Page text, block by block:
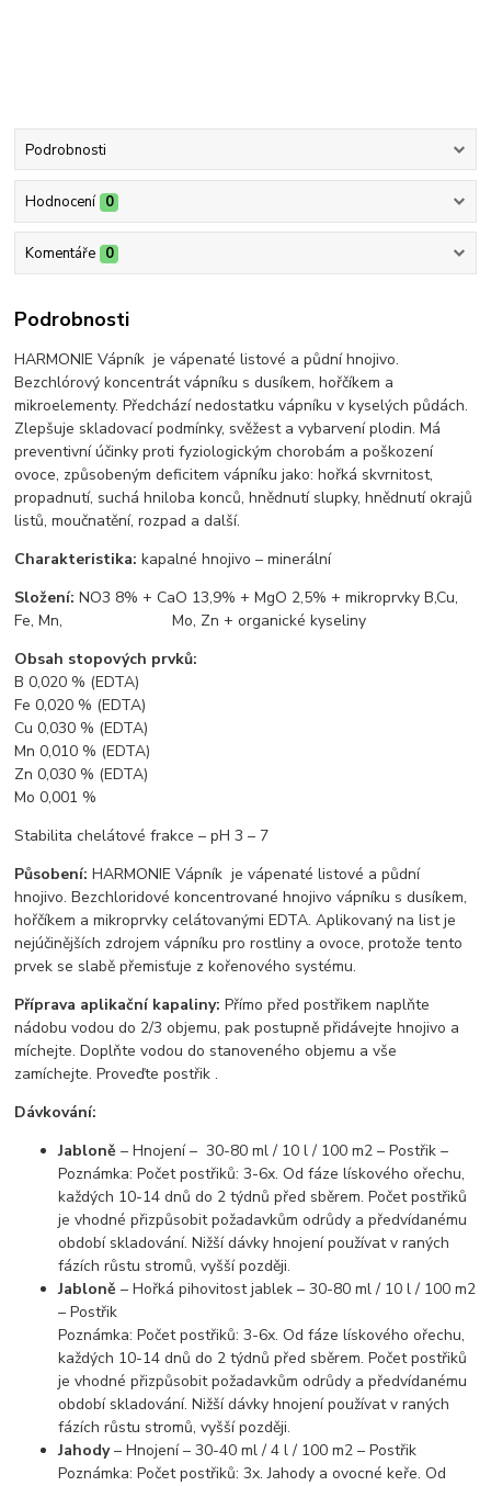
Podrobnosti
Hodnocení 0
Komentáře 0
Podrobnosti
HARMONIE Vápník je vápenaté listové a půdní hnojivo.
Bezchlórový koncentrát vápníku s dusíkem, hořčíkem a
mikroelementy. Předchází nedostatku vápníku v kyselých půdách.
Zlepšuje skladovací podmínky, svěžest a vybarvení plodin. Má
preventivní účinky proti fyziologickým chorobám a poškození
ovoce, způsobeným deficitem vápníku jako: hořká skvrnitost,
propadnutí, suchá hniloba konců, hnědnutí slupky, hnědnutí okrajů
listů, moučnatění, rozpad a další.
Charakteristika: kapalné hnojivo – minerální
Složení: NO3 8% + CaO 13,9% + MgO 2,5% + mikroprvky B,Cu,
Fe, Mn, Mo, Zn + organické kyseliny
Obsah stopových prvků:
B 0,020 % (EDTA)
Fe 0,020 % (EDTA)
Cu 0,030 % (EDTA)
Mn 0,010 % (EDTA)
Zn 0,030 % (EDTA)
Mo 0,001 %
Stabilita chelátové frakce – pH 3 – 7
Působení: HARMONIE Vápník je vápenaté listové a půdní
hnojivo. Bezchloridové koncentrované hnojivo vápníku s dusíkem,
hořčíkem a mikroprvky celátovanými EDTA. Aplikovaný na list je
nejúčinějších zdrojem vápníku pro rostliny a ovoce, protože tento
prvek se slabě přemisťuje z kořenového systému.
Příprava aplikační kapaliny: Přímo před postřikem naplňte
nádobu vodou do 2/3 objemu, pak postupně přidávejte hnojivo a
míchejte. Doplňte vodou do stanoveného objemu a vše
zamíchejte. Proveďte postřik .
Dávkování:
Jabloně – Hnojení – 30-80 ml / 10 l / 100 m2 – Postřik –
Poznámka: Počet postřiků: 3-6x. Od fáze lískového ořechu,
každých 10-14 dnů do 2 týdnů před sběrem. Počet postřiků
je vhodné přizpůsobit požadavkům odrůdy a předvídanému
období skladování. Nižší dávky hnojení používat v raných
fázích růstu stromů, vyšší později.
Jabloně – Hořká pihovitost jablek – 30-80 ml / 10 l / 100 m2
– Postřik
Poznámka: Počet postřiků: 3-6x. Od fáze lískového ořechu,
každých 10-14 dnů do 2 týdnů před sběrem. Počet postřiků
je vhodné přizpůsobit požadavkům odrůdy a předvídanému
období skladování. Nižší dávky hnojení používat v raných
fázích růstu stromů, vyšší později.
Jahody– Hnojení – 30-40 ml / 4 l / 100 m2 – Postřik
Poznámka: Počet postřiků: 3x. Jahody a ovocné keře. Od